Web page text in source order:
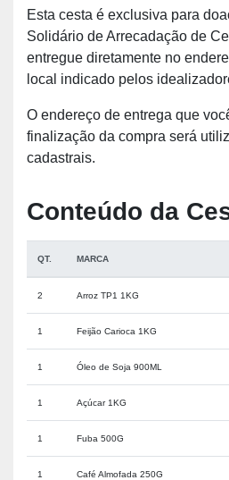
Esta cesta é exclusiva para
Solidário de Arrecadação de
entregue diretamente no
local indicado pelos
O endereço de entrega que
finalização da compra será
cadastrais.
Conteúdo da
QT. MARCA
2 Arroz TP1 1KG
1 Feijão Carioca 1KG
1 Óleo de Soja 900ML
1 Açúcar 1KG
1 Fuba 500G
1 Café Almofada 250G